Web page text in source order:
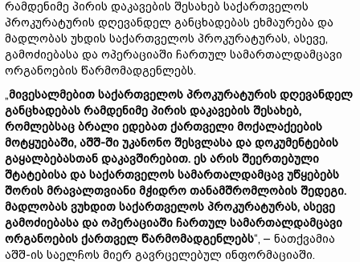
რამდენიმე პირის დაკავების შესახებ საქართველოს
პროკურატურის დღევანდელ განცხადებას ეხმაურება და
მადლობას უხდის საქართველოს პროკურატურას, ასევე,
გამოძიებასა და ოპერაციაში ჩართულ სამართალდამცავი
ორგანოების წარმომადგენლებს.
„მივესალმებით საქართველოს პროკურატურის დღევანდელ
განცხადებას რამდენიმე პირის დაკავების შესახებ,
რომლებსაც ბრალი ედებათ ქართველი მოქალაქეების
მოტყუებაში, აშშ-ში უკანონო შესვლასა და დოკუმენტების
გაყალბებასთან დაკავშირებით. ეს არის შეერთებული
შტატებისა და საქართველოს სამართალდამცავ უწყებებს
შორის მრავალთვიანი მჭიდრო თანამშრომლობის შედეგი.
მადლობას ვუხდით საქართველოს პროკურატურას, ასევე
გამოძიებასა და ოპერაციაში ჩართულ სამართალდამცავი
ორგანოების ქართველ წარმომადგენლებს“, – ნათქვამია
აშშ-ის საელჩოს მიერ გავრცელებულ ინფორმაციაში.